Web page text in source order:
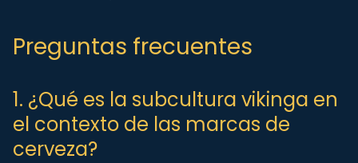
Preguntas frecuentes
1. ¿Qué es la subcultura vikinga en
el contexto de las marcas de
cerveza?